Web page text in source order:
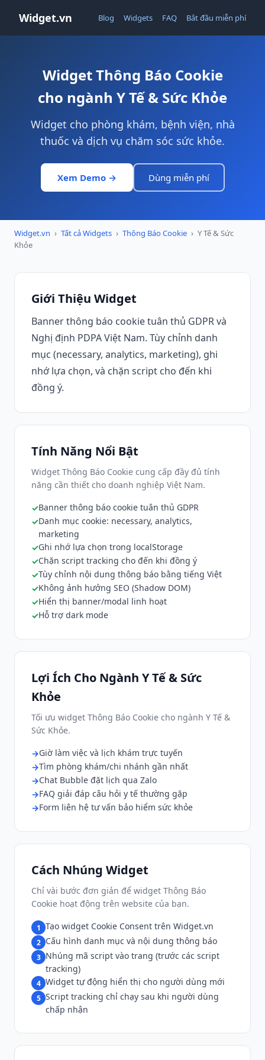
Widget.vn Blog Widgets FAQ Bắt đầu miễn phí
Widget Thông Báo Cookie
cho ngành Y Tế & Sức Khỏe
Widget cho phòng khám, bệnh viện, nhà
thuốc và dịch vụ chăm sóc sức khỏe.
Xem Demo → Dùng miễn phí
Widget.vn › Tất cả Widgets › Thông Báo Cookie › Y Tế & Sức
Khỏe
Giới Thiệu Widget
Banner thông báo cookie tuân thủ GDPR và
Nghị định PDPA Việt Nam. Tùy chỉnh danh
mục (necessary, analytics, marketing), ghi
nhớ lựa chọn, và chặn script cho đến khi
đồng ý.
Tính Năng Nổi Bật
Widget Thông Báo Cookie cung cấp đầy đủ tính
năng cần thiết cho doanh nghiệp Việt Nam.
Banner thông báo cookie tuân thủ GDPR
Danh mục cookie: necessary, analytics,
marketing
Ghi nhớ lựa chọn trong localStorage
Chặn script tracking cho đến khi đồng ý
Tùy chỉnh nội dung thông báo bằng tiếng Việt
Không ảnh hưởng SEO (Shadow DOM)
Hiển thị banner/modal linh hoạt
Hỗ trợ dark mode
Lợi Ích Cho Ngành Y Tế & Sức
Khỏe
Tối ưu widget Thông Báo Cookie cho ngành Y Tế &
Sức Khỏe.
Giờ làm việc và lịch khám trực tuyến
Tìm phòng khám/chi nhánh gần nhất
Chat Bubble đặt lịch qua Zalo
FAQ giải đáp câu hỏi y tế thường gặp
Form liên hệ tư vấn bảo hiểm sức khỏe
Cách Nhúng Widget
Chỉ vài bước đơn giản để widget Thông Báo
Cookie hoạt động trên website của bạn.
1 Tạo widget Cookie Consent trên Widget.vn
2 Cấu hình danh mục và nội dung thông báo
3 Nhúng mã script vào trang (trước các script
tracking)
4 Widget tự động hiển thị cho người dùng mới
5 Script tracking chỉ chạy sau khi người dùng
chấp nhận